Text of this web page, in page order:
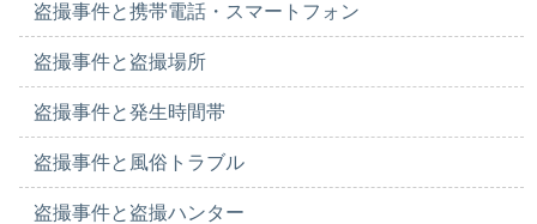
盗撮事件と携帯電話・スマートフォン
盗撮事件と盗撮場所
盗撮事件と発生時間帯
盗撮事件と風俗トラブル
盗撮事件と盗撮ハンター